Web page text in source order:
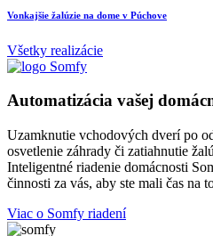
Vonkajšie žalúzie na dome v Púchove
Všetky realizácie
Automatizácia vašej
Uzamknutie vchodových dverí po
osvetlenie záhrady či zatiahnutie
Inteligentné riadenie domácnosti
činnosti za vás, aby ste mali čas na
Viac o Somfy riadení